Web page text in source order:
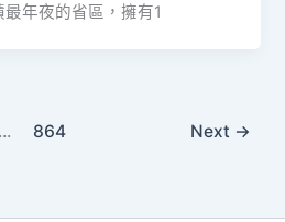
年夜的省區，擁有1
... 864 Next →